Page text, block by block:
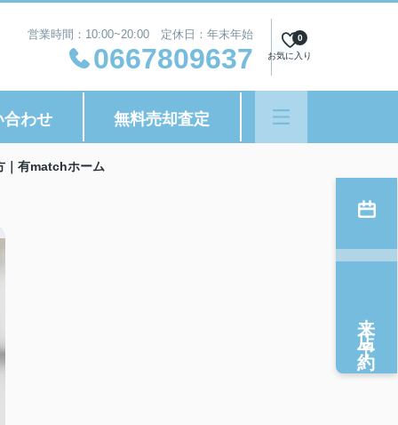
営業時間：10:00~20:00 定休日：年末年始
0667809637 お気に入り
0
合わせ 無料売却査定
｜有matchホーム
来店予約